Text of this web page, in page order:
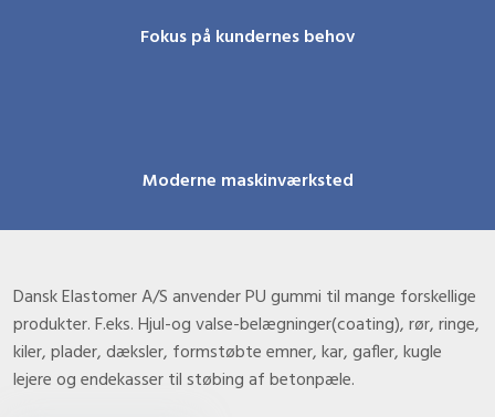
Fokus på kundernes behov
Moderne maskinværksted
Dansk Elastomer A/S anvender PU gummi til mange forskellige
produkter. F.eks. Hjul-og valse-belægninger(coating), rør, ringe,
kiler, plader, dæksler, formstøbte emner, kar, gafler, kugle
lejere og endekasser til støbing af betonpæle.​